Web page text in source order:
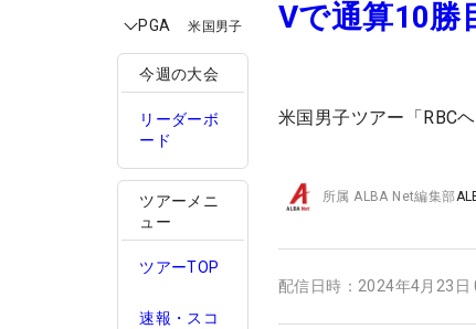
PGA 米国男子
今週の大会
リーダーボ
ード
ツアーメニ
ュー
ツアーTOP
速報・スコ
Vで通算10
米国男子ツアー「RBC
所属ALBA Net編集部
配信日時： 2024年4月23日